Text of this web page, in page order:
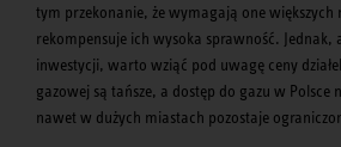
tym przekonanie, że wymagają one większych
rekompensuje ich wysoka sprawność. Jednak,
inwestycji, warto wziąć pod uwagę ceny
gazowej są tańsze, a dostęp do gazu w Polsce
nawet w dużych miastach pozostaje